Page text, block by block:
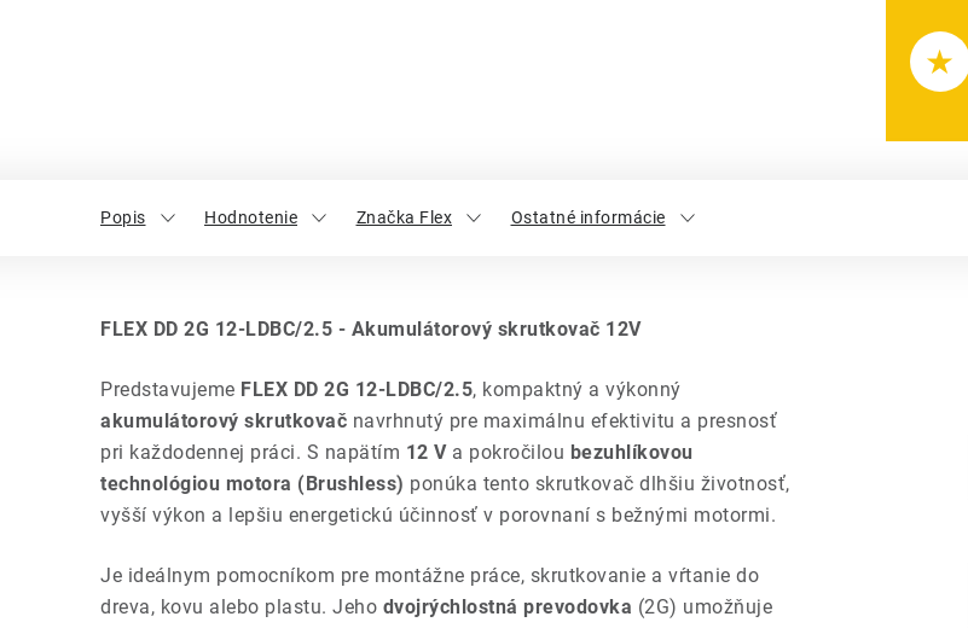
★
Popis Hodnotenie Značka Flex Ostatné informácie
FLEX DD 2G 12-LDBC/2.5 - Akumulátorový skrutkovač 12V
Predstavujeme FLEX DD 2G 12-LDBC/2.5, kompaktný a výkonný
akumulátorový skrutkovač navrhnutý pre maximálnu efektivitu a presnosť
pri každodennej práci. S napätím 12 Va pokročilou bezuhlíkovou
technológiou motora (Brushless) ponúka tento skrutkovač dlhšiu životnosť,
vyšší výkon a lepšiu energetickú účinnosť v porovnaní s bežnými motormi.
Je ideálnym pomocníkom pre montážne práce, skrutkovanie a vŕtanie do
dreva, kovu alebo plastu. Jeho dvojrýchlostná prevodovka (2G) umožňuje